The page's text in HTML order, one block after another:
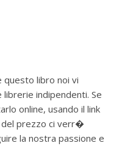
questo libro noi vi
indipendenti. Se
online, usando il link
del prezzo ci verr�
la nostra passione e